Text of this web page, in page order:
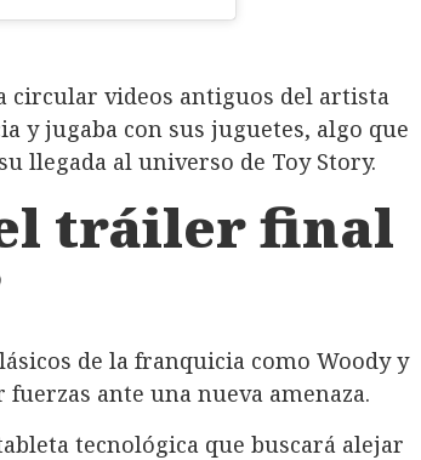
circular videos antiguos del artista
y jugaba con sus juguetes, algo que
llegada al universo de Toy Story.
tráiler final
de la franquicia como Woody y
ante una nueva amenaza.
tecnológica que buscará alejar